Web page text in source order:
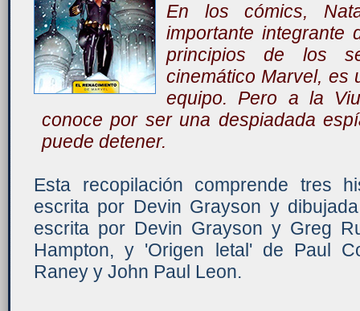
En los cómics,
importante integrante
principios de los
cinemático Marvel, es
equipo. Pero a la
conoce por ser una despiadada
puede detener.
Esta recopilación comprende tres
escrita por Devin Grayson y
escrita por Devin Grayson y Greg
Hampton, y 'Origen letal' de Paul
Raney y John Paul Leon.